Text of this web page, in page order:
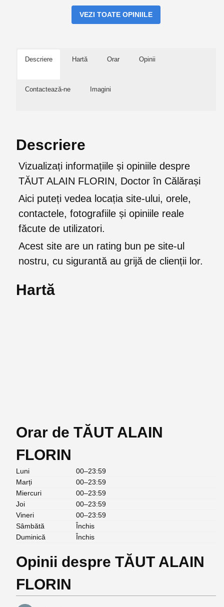
VEZI TOATE OPINIILE
Descriere Hartă Orar Opinii
Contactează-ne Imagini
Descriere
Vizualizați informațiile și opiniile despre
TĂUT ALAIN FLORIN, Doctor în Călărași
Aici puteți vedea locația site-ului, orele,
contactele, fotografiile și opiniile reale
făcute de utilizatori.
Acest site are un rating bun pe site-ul
nostru, cu sigurantă au grijă de clienții lor.
Hartă
Orar de TĂUT ALAIN
FLORIN
Luni
00–23:59
Marți
00–23:59
Miercuri
00–23:59
Joi
00–23:59
Vineri
00–23:59
Sâmbătă
Închis
Duminică
Închis
Opinii despre TĂUT ALAIN
FLORIN